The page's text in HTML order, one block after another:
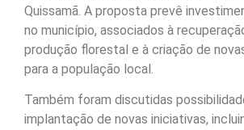
Quissamã. A proposta prevê
no município, associados à
produção florestal e à criação de
para a população local.
Também foram discutidas
implantação de novas iniciativas,